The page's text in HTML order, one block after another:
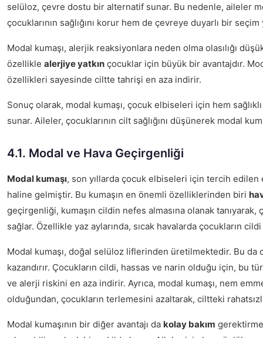
selüloz, çevre dostu bir alternatif sunar. Bu nedenle, aileler
çocuklarının sağlığını korur hem de çevreye duyarlı bir seçim
Modal kumaşı, alerjik reaksiyonlara neden olma olasılığı
özellikle alerjiye yatkın çocuklar için büyük bir avantajdır.
özellikleri sayesinde ciltte tahrişi en aza indirir.
Sonuç olarak, modal kumaşı, çocuk elbiseleri için hem
sunar. Aileler, çocuklarının cilt sağlığını düşünerek modal
4.1. Modal ve Hava Geçirgenliği
Modal kumaşı, son yıllarda çocuk elbiseleri için tercih edilen
haline gelmiştir. Bu kumaşın en önemli özelliklerinden biri
geçirgenliği, kumaşın cildin nefes almasına olanak
sağlar. Özellikle yaz aylarında, sıcak havalarda çocukların
Modal kumaşı, doğal selüloz liflerinden üretilmektedir. Bu da
kazandırır. Çocukların cildi, hassas ve narin olduğu için, bu
ve alerji riskini en aza indirir. Ayrıca, modal kumaşı, nem
olduğundan, çocukların terlemesini azaltarak, ciltteki
Modal kumaşının bir diğer avantajı da kolay bakım